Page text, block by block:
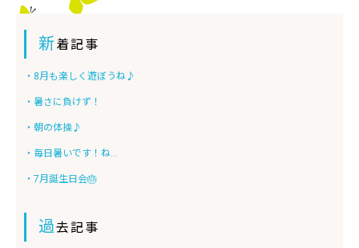
新着記事
・8月も楽しく遊ぼうね♪
・暑さに負けず！
・朝の体操♪
・毎日暑いです！ね...
・7月誕生日会🎂
過去記事